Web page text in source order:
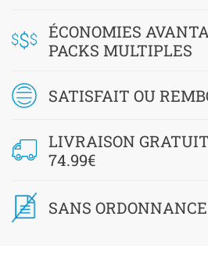
ÉCONOMIES
PACKS MULTIPLES
SATISFAIT OU
LIVRAISON
74.99€
SANS ORDONNANCE